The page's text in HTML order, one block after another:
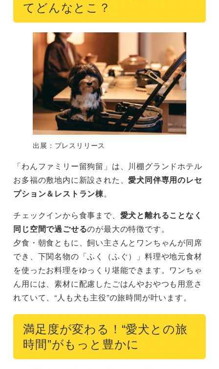
てどんなとこ？
出展：プレスリリース
「わんファミリー留狗留」は、川棚グランドホテル
お多福の敷地内に新設された、愛犬同伴専用のレセ
プション＆レストラン棟。
チェックインから食事まで、 愛犬と離れることなく
同じ空間で過ごせるのが最大の特徴です。
夕食・朝食ともに、飼い主さんとワンちゃんが同席
でき、下関名物の「ふく（ふぐ）」料理や地元食材
を使ったお料理をゆっくり堪能できます。ワンちゃ
ん用には、素材に配慮したごはんやおやつも用意さ
れていて、“人も犬も主役”の旅時間が叶います。
満足度が変わる！“愛犬との旅
時間”がもっと豊かに